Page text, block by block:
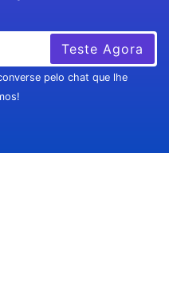
Teste Agora
pelo chat que lhe